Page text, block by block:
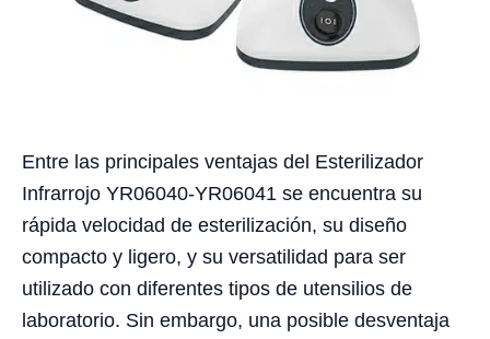
Entre las principales ventajas del Esterilizador
Infrarrojo YR06040-YR06041 se encuentra su
rápida velocidad de esterilización, su diseño
compacto y ligero, y su versatilidad para ser
utilizado con diferentes tipos de utensilios de
laboratorio. Sin embargo, una posible desventaja